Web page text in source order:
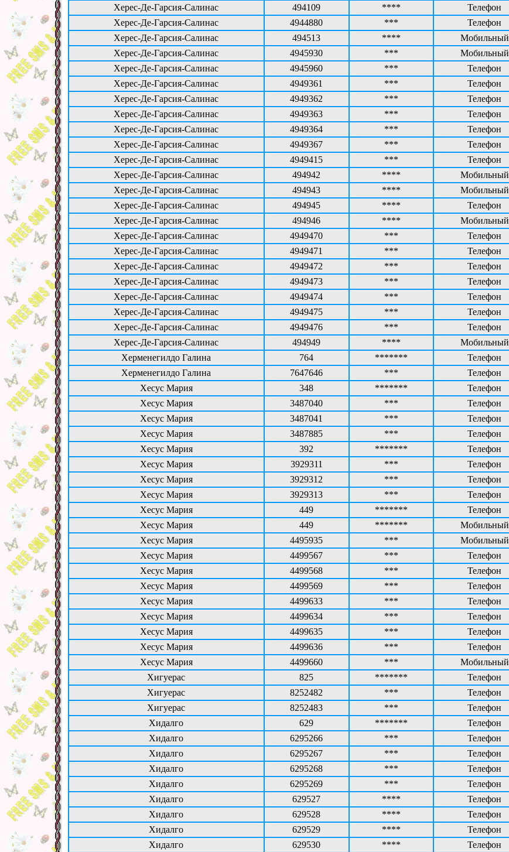
Херес-Де-Гарсия-Салинас
494109 ****
Телефон
Херес-Де-Гарсия-Салинас
4944880 ***
Телефон
Херес-Де-Гарсия-Салинас
494513 ****
Мобильный
Херес-Де-Гарсия-Салинас
4945930 ***
Мобильный
Херес-Де-Гарсия-Салинас
4945960 ***
Телефон
Херес-Де-Гарсия-Салинас
4949361 ***
Телефон
Херес-Де-Гарсия-Салинас
4949362 ***
Телефон
Херес-Де-Гарсия-Салинас
4949363 ***
Телефон
Херес-Де-Гарсия-Салинас
4949364 ***
Телефон
Херес-Де-Гарсия-Салинас
4949367 ***
Телефон
Херес-Де-Гарсия-Салинас
4949415 ***
Телефон
Херес-Де-Гарсия-Салинас
494942 ****
Мобильный
Херес-Де-Гарсия-Салинас
494943 ****
Мобильный
Херес-Де-Гарсия-Салинас
494945 ****
Телефон
Херес-Де-Гарсия-Салинас
494946 ****
Мобильный
Херес-Де-Гарсия-Салинас
4949470 ***
Телефон
Херес-Де-Гарсия-Салинас
4949471 ***
Телефон
Херес-Де-Гарсия-Салинас
4949472 ***
Телефон
Херес-Де-Гарсия-Салинас
4949473 ***
Телефон
Херес-Де-Гарсия-Салинас
4949474 ***
Телефон
Херес-Де-Гарсия-Салинас
4949475 ***
Телефон
Херес-Де-Гарсия-Салинас
4949476 ***
Телефон
Херес-Де-Гарсия-Салинас
494949 ****
Мобильный
Херменегилдо Галина
764 *******
Телефон
Херменегилдо Галина
7647646 ***
Телефон
Хесус Мария
348 *******
Телефон
Хесус Мария
3487040 ***
Телефон
Хесус Мария
3487041 ***
Телефон
Хесус Мария
3487885 ***
Телефон
Хесус Мария
392 *******
Телефон
Хесус Мария
3929311 ***
Телефон
Хесус Мария
3929312 ***
Телефон
Хесус Мария
3929313 ***
Телефон
Хесус Мария
449 *******
Телефон
Хесус Мария
449 *******
Мобильный
Хесус Мария
4495935 ***
Мобильный
Хесус Мария
4499567 ***
Телефон
Хесус Мария
4499568 ***
Телефон
Хесус Мария
4499569 ***
Телефон
Хесус Мария
4499633 ***
Телефон
Хесус Мария
4499634 ***
Телефон
Хесус Мария
4499635 ***
Телефон
Хесус Мария
4499636 ***
Телефон
Хесус Мария
4499660 ***
Мобильный
Хигуерас
825 *******
Телефон
Хигуерас
8252482 ***
Телефон
Хигуерас
8252483 ***
Телефон
Хидалго
629 *******
Телефон
Хидалго
6295266 ***
Телефон
Хидалго
6295267 ***
Телефон
Хидалго
6295268 ***
Телефон
Хидалго
6295269 ***
Телефон
Хидалго
629527 ****
Телефон
Хидалго
629528 ****
Телефон
Хидалго
629529 ****
Телефон
Хидалго
629530 ****
Телефон